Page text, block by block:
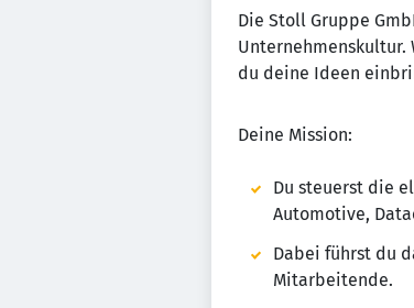
Die Stoll Gruppe
du deine Ideen
Deine Mission:
Du steuerst die
Automotive,
Dabei führst du
Mitarbeitende.